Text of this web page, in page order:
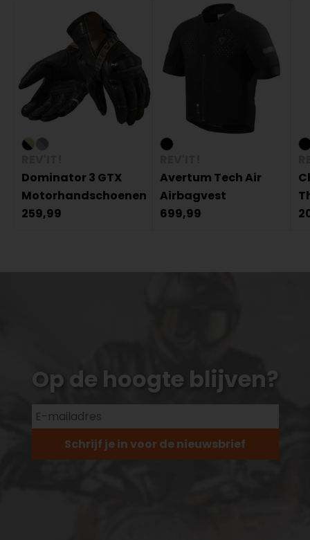
Dominator 3 GTX
Motorhandschoenen
259,99
Avertum Tech Air
Airbagvest
699,99
Op de hoogte blijven?
Schrijf je in voor de nieuwsbrief